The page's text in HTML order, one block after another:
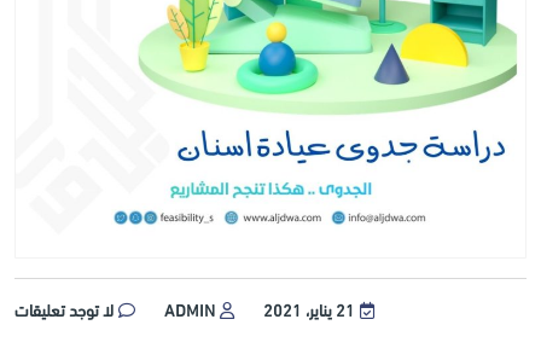
21 يناير، 2021 ADMIN لا توجد تعليقات